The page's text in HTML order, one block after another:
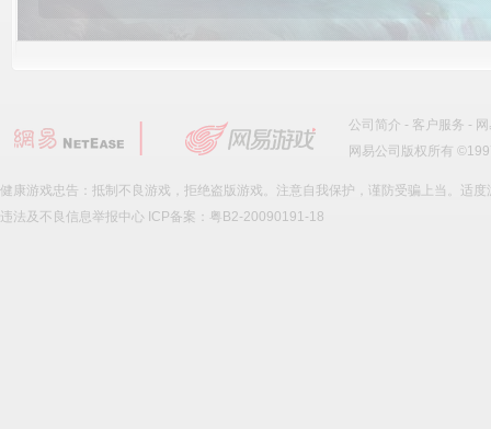
公司简介 - 客户服务 -
网易公司版权所有
健康游戏忠告：抵制不良游戏，拒绝盗版游戏。注意自我保护，谨防受骗上当。适
违法及不良信息举报中心 ICP备案：粤B2-20090191-18